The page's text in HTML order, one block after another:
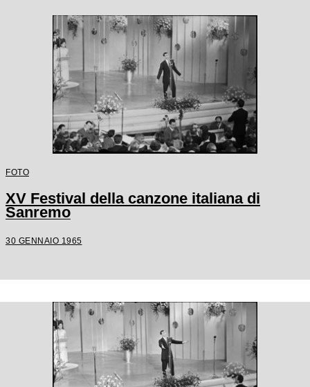
FOTO
XV Festival della canzone italiana di
Sanremo
30 GENNAIO 1965